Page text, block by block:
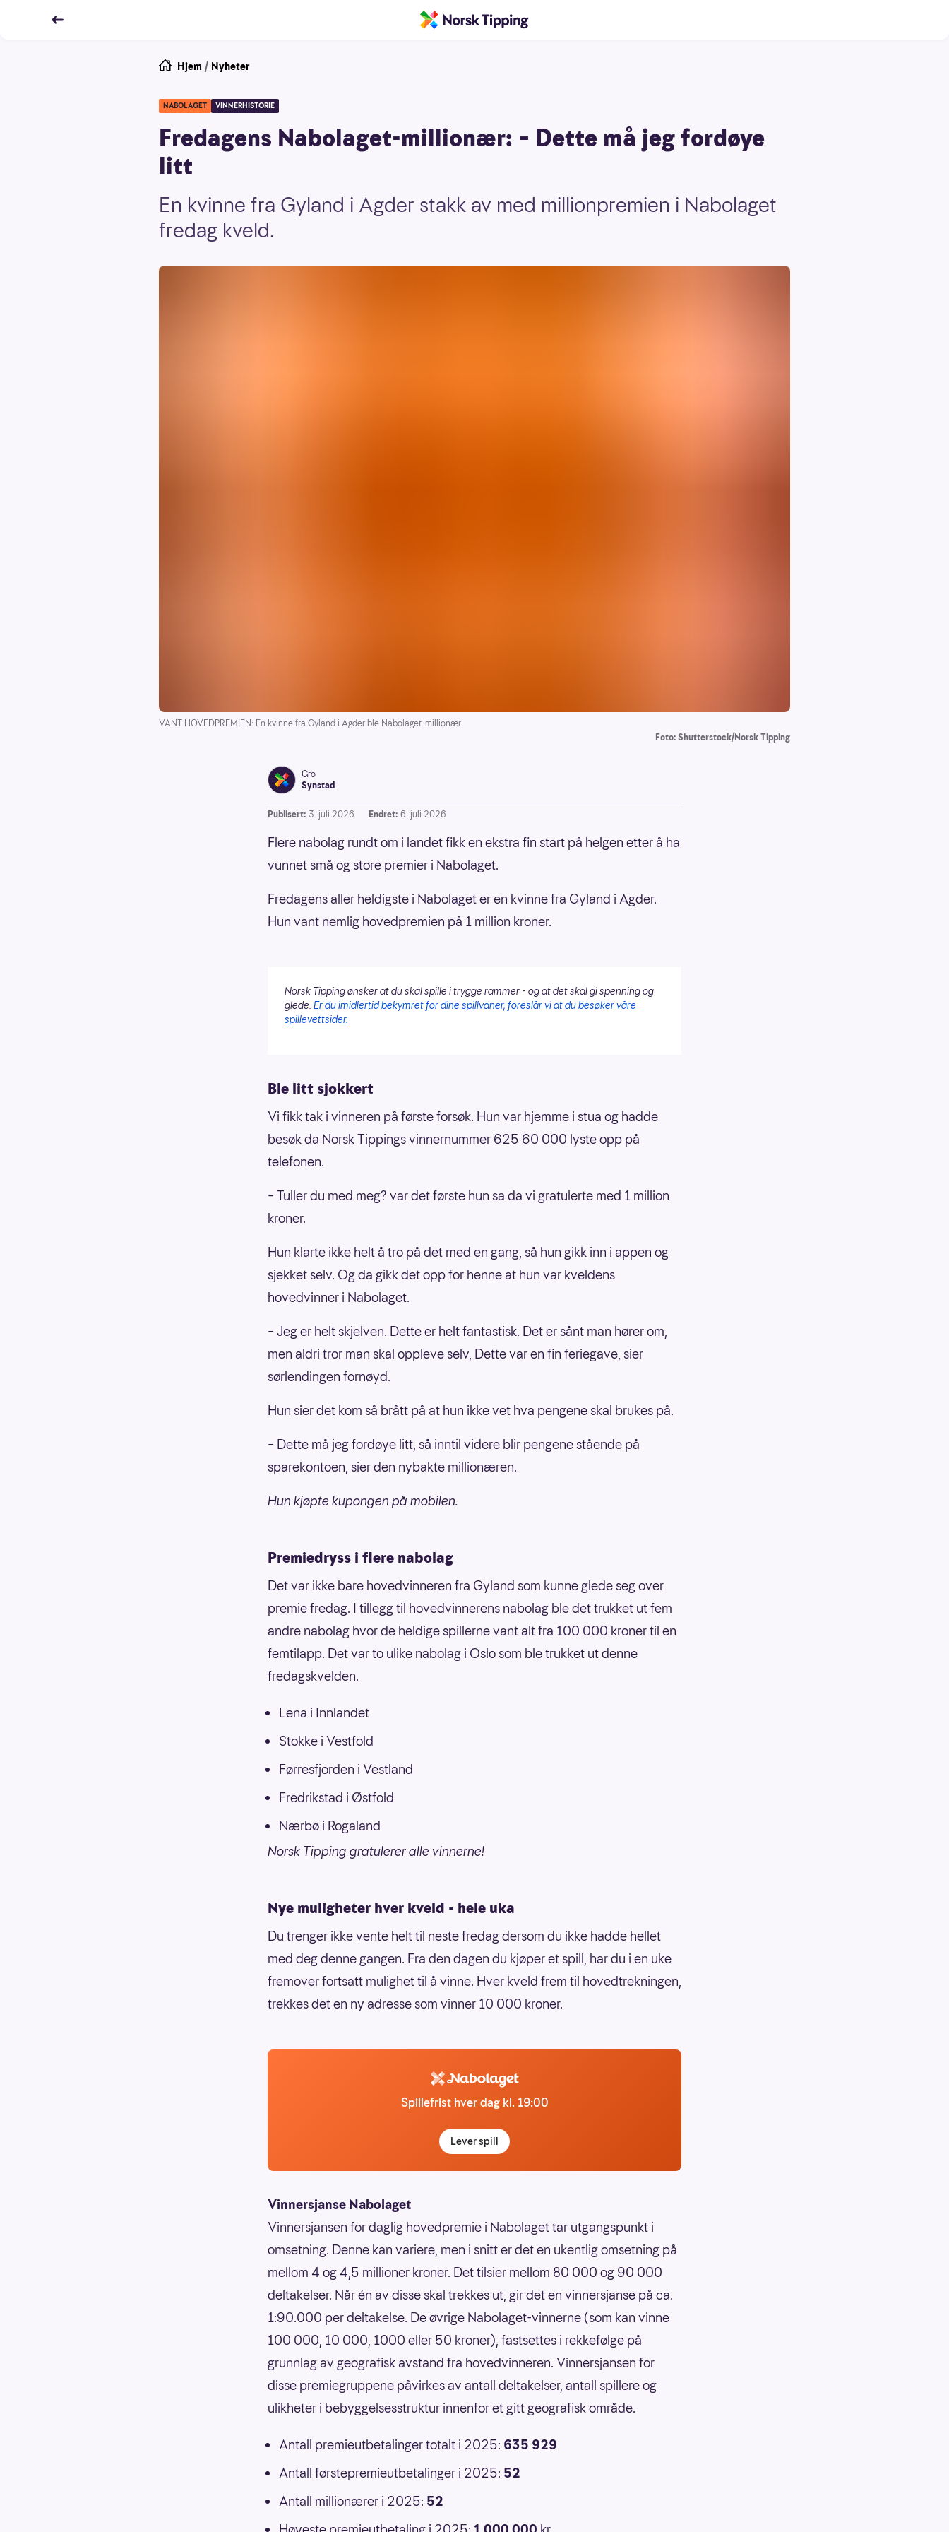
Hjem / Nyheter
NABOLAGET VINNERHISTORIE
Fredagens Nabolaget-millionær: – Dette må jeg fordøye
litt
En kvinne fra Gyland i Agder stakk av med millionpremien i Nabolaget
fredag kveld.
VANT HOVEDPREMIEN: En kvinne fra Gyland i Agder ble Nabolaget-millionær.
Foto: Shutterstock/Norsk Tipping
Gro
Synstad
Publisert: 3. juli 2026 Endret: 6. juli 2026
Flere nabolag rundt om i landet fikk en ekstra fin start på helgen etter å ha
vunnet små og store premier i Nabolaget.
Fredagens aller heldigste i Nabolaget er en kvinne fra Gyland i Agder.
Hun vant nemlig hovedpremien på 1 million kroner.
Norsk Tipping ønsker at du skal spille i trygge rammer - og at det skal gi spenning og
glede. Er du imidlertid bekymret for dine spillvaner, foreslår vi at du besøker våre
spillevettsider.
Ble litt sjokkert
Vi fikk tak i vinneren på første forsøk. Hun var hjemme i stua og hadde
besøk da Norsk Tippings vinnernummer 625 60 000 lyste opp på
telefonen.
– Tuller du med meg? var det første hun sa da vi gratulerte med 1 million
kroner.
Hun klarte ikke helt å tro på det med en gang, så hun gikk inn i appen og
sjekket selv. Og da gikk det opp for henne at hun var kveldens
hovedvinner i Nabolaget.
– Jeg er helt skjelven. Dette er helt fantastisk. Det er sånt man hører om,
men aldri tror man skal oppleve selv, Dette var en fin feriegave, sier
sørlendingen fornøyd.
Hun sier det kom så brått på at hun ikke vet hva pengene skal brukes på.
– Dette må jeg fordøye litt, så inntil videre blir pengene stående på
sparekontoen, sier den nybakte millionæren.
Hun kjøpte kupongen på mobilen.
Premiedryss i flere nabolag
Det var ikke bare hovedvinneren fra Gyland som kunne glede seg over
premie fredag. I tillegg til hovedvinnerens nabolag ble det trukket ut fem
andre nabolag hvor de heldige spillerne vant alt fra 100 000 kroner til en
femtilapp. Det var to ulike nabolag i Oslo som ble trukket ut denne
fredagskvelden.
Lena i Innlandet
Stokke i Vestfold
Førresfjorden i Vestland
Fredrikstad i Østfold
Nærbø i Rogaland
Norsk Tipping gratulerer alle vinnerne!
Nye muligheter hver kveld - hele uka
Du trenger ikke vente helt til neste fredag dersom du ikke hadde hellet
med deg denne gangen. Fra den dagen du kjøper et spill, har du i en uke
fremover fortsatt mulighet til å vinne. Hver kveld frem til hovedtrekningen,
trekkes det en ny adresse som vinner 10 000 kroner.
Spillefrist hver dag kl. 19:00
Lever spill
Vinnersjanse Nabolaget
Vinnersjansen for daglig hovedpremie i Nabolaget tar utgangspunkt i
omsetning. Denne kan variere, men i snitt er det en ukentlig omsetning på
mellom 4 og 4,5 millioner kroner. Det tilsier mellom 80 000 og 90 000
deltakelser. Når én av disse skal trekkes ut, gir det en vinnersjanse på ca.
1:90.000 per deltakelse. De øvrige Nabolaget-vinnerne (som kan vinne
100 000, 10 000, 1000 eller 50 kroner), fastsettes i rekkefølge på
grunnlag av geografisk avstand fra hovedvinneren. Vinnersjansen for
disse premiegruppene påvirkes av antall deltakelser, antall spillere og
ulikheter i bebyggelsesstruktur innenfor et gitt geografisk område.
Antall premieutbetalinger totalt i 2025: 635 929
Antall førstepremieutbetalinger i 2025: 52
Antall millionærer i 2025: 52